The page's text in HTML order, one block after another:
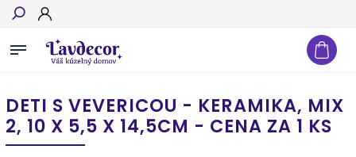
Hľadať
DETI S VEVERICOU - KERAMIKA, MIX
2, 10 X 5,5 X 14,5CM - CENA ZA 1 KS